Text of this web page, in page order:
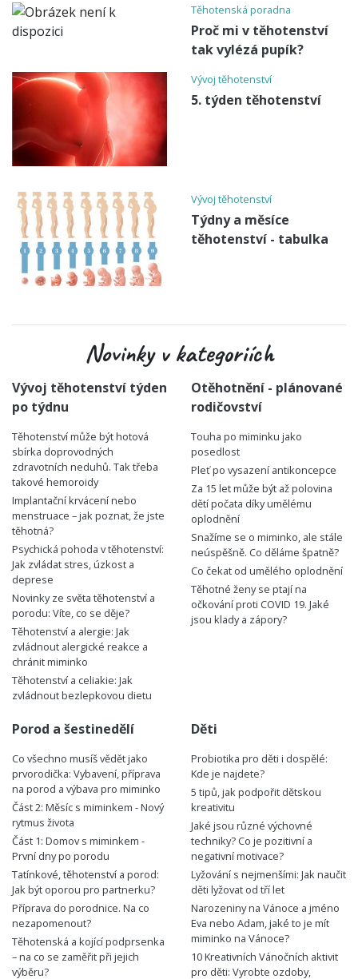
Těhotenská poradna
Proč mi v těhotenství
tak vylézá pupík?
Vývoj těhotenství
5. týden těhotenství
Vývoj těhotenství
Týdny a měsíce
těhotenství - tabulka
Novinky v kategoriích
Vývoj těhotenství týden
po týdnu
Těhotenství může být hotová
sbírka doprovodných
zdravotních neduhů. Tak třeba
takové hemoroidy
Implantační krvácení nebo
menstruace – jak poznat, že jste
těhotná?
Psychická pohoda v těhotenství:
Jak zvládat stres, úzkost a
deprese
Novinky ze světa těhotenství a
porodu: Víte, co se děje?
Těhotenství a alergie: Jak
zvládnout alergické reakce a
chránit miminko
Těhotenství a celiakie: Jak
zvládnout bezlepkovou dietu
Otěhotnění - plánované
rodičovství
Touha po miminku jako
posedlost
Pleť po vysazení antikoncepce
Za 15 let může být až polovina
dětí počata díky umělému
oplodnění
Snažíme se o miminko, ale stále
neúspěšně. Co děláme špatně?
Co čekat od umělého oplodnění
Těhotné ženy se ptají na
očkování proti COVID 19. Jaké
jsou klady a zápory?
Porod a šestinedělí
Co všechno musíš vědět jako
prvorodička: Vybavení, příprava
na porod a výbava pro miminko
Část 2: Měsíc s miminkem - Nový
rytmus života
Část 1: Domov s miminkem -
První dny po porodu
Tatínkové, těhotenství a porod:
Jak být oporou pro partnerku?
Příprava do porodnice. Na co
nezapomenout?
Těhotenská a kojící podprsenka
– na co se zaměřit při jejich
výběru?
Děti
Probiotika pro děti i dospělé:
Kde je najdete?
5 tipů, jak podpořit dětskou
kreativitu
Jaké jsou různé výchovné
techniky? Co je pozitivní a
negativní motivace?
Lyžování s nejmenšími: Jak naučit
děti lyžovat od tří let
Narozeniny na Vánoce a jméno
Eva nebo Adam, jaké to je mít
miminko na Vánoce?
10 Kreativních Vánočních aktivit
pro děti: Vyrobte ozdoby,